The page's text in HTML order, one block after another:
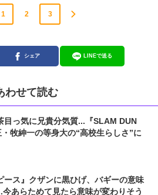
1 2 3
シェア LINEで送る
わせて読む
目っ気に兄貴分気質...『SLAM DUN
牧紳一の等身大の“高校生らしさ”に
ース』クザンに黒ひげ、バギーの意味
今あらためて見たら意味が変わりそう